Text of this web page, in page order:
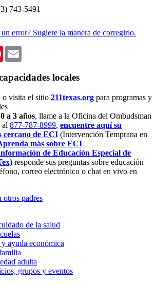
743-5491
error? Sugiere la manera de corregirlo.
Pinterest
locales
o visita el sitio 211texas.org para programas y
a 3 años, llame a la Oficina del Ombudsman
877-787-8999, encuentre aquí su
cercano de ECI (Intervención Temprana en
más sobre ECI
de Educación Especial de
responde sus preguntas sobre educación
correo electrónico o chat en vivo en
otros padres
de la salud
ayuda económica
adulta
grupos y eventos